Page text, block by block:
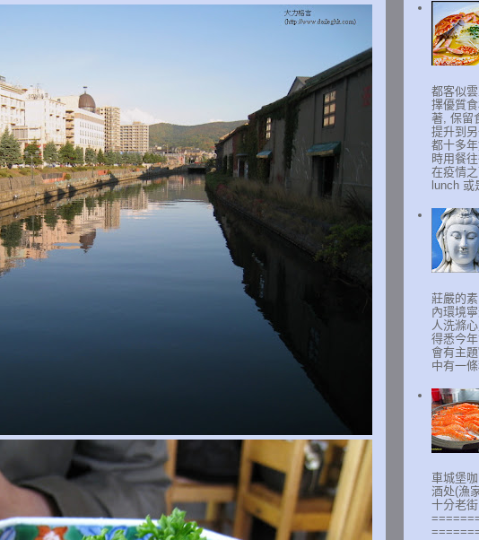
都客似
擇優質
著, 保留
提升到
都十多
時用餐
在疫情
lunch 或
莊嚴的
內環境
人洗滌
得悉今
會有主
中有一
車城堡
酒处(漁
十分老